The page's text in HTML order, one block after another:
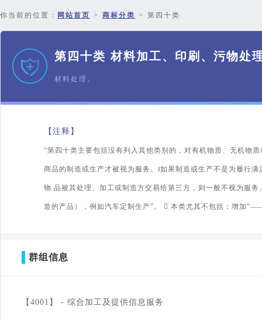
你当前的位置： 网站首页 > 商标分类 > 第四十类
第四十类 材料加工、印刷、污物处
材料处理。
【注释】
“第四十类主要包括没有列入其他类别的，对有机物质、无机物
商品的制造或生产才被视为服务。‖如果制造或生产不是为履行
物 品被其处理、加工或制造方交易给第三方，则一般不视为服
造的产品），例如汽车定制生产”。  本类尤其不包括：增加
群组信息
【4001】 - 综合加工及提供信息服务